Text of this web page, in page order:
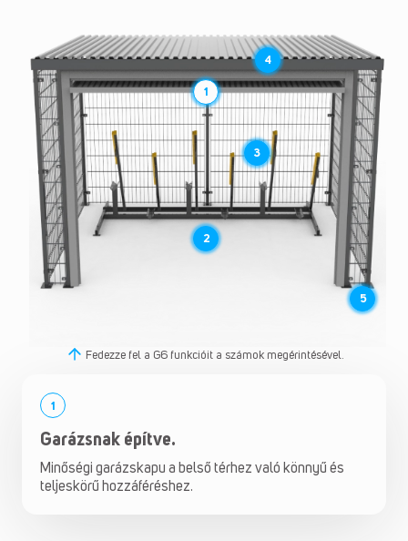
1
2
3
4
5
1
Garázsnak építve.
Minőségi garázskapu a belső térhez való könnyű és
teljeskörű hozzáféréshez.
Fedezze fel a G6 funkcióit a számok megérintésével.